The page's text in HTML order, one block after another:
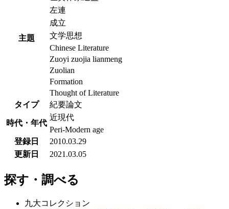
主題
左連
成立
文学思想
Chinese Literature
Zuoyi zuojia lianmeng
Zuolian
Formation
Thought of Literature
タイプ
紀要論文
時代・年代
近現代
Peri-Modern age
登録日
2010.03.29
更新日
2021.03.05
探す・調べる
九大コレクション